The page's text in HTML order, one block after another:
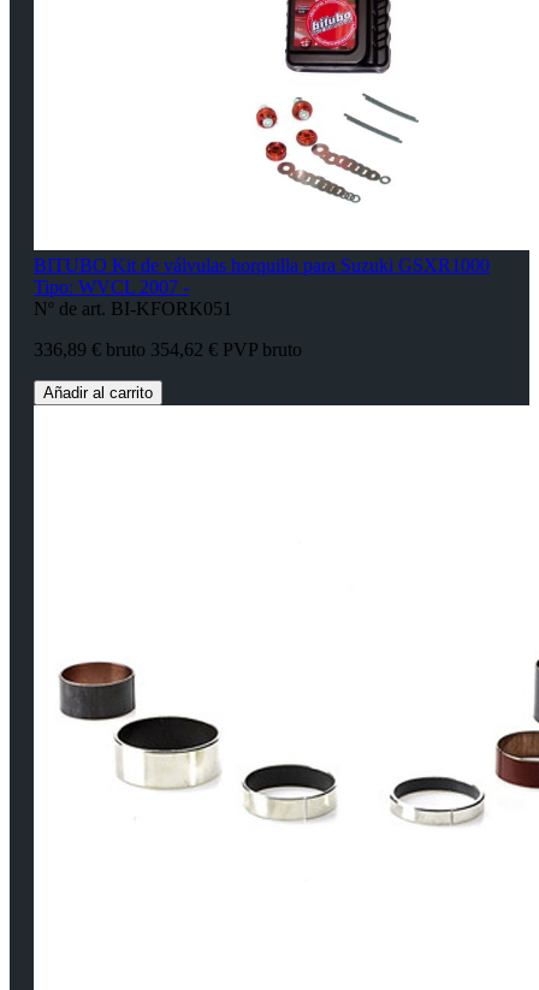
BITUBO Kit de válvulas horquilla para Suzuki GSXR1000
Tipo: WVCL 2007 -
Nº de art. BI-KFORK051
336,89 € bruto 354,62 € PVP bruto
Añadir al carrito